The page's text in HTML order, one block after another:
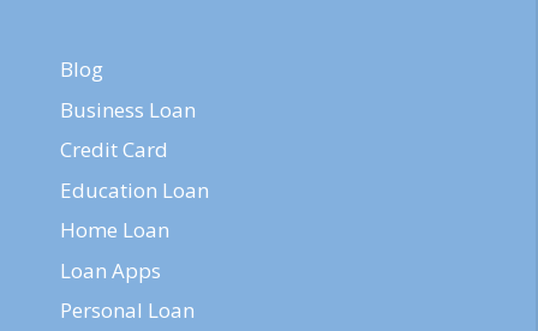
Blog
Business Loan
Credit Card
Education Loan
Home Loan
Loan Apps
Personal Loan